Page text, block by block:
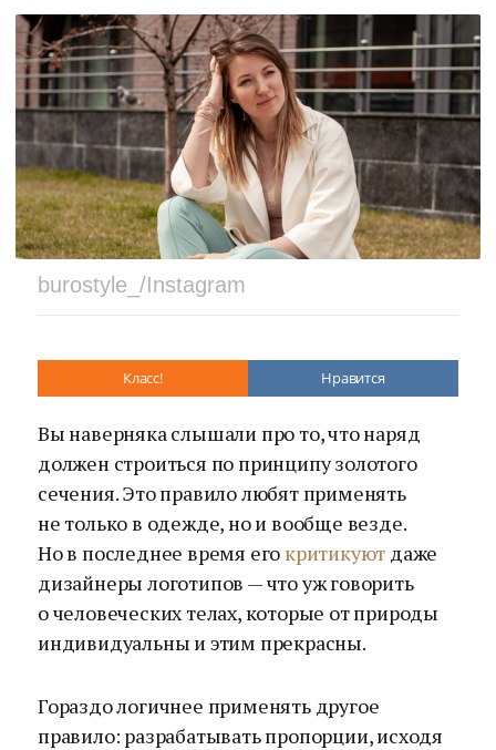
burostyle_/Instagram
Класс! Нравится
Вы наверняка слышали про то, что наряд
должен строиться по принципу золотого
сечения. Это правило любят применять
не только в одежде, но и вообще везде.
Но в последнее время его критикуют даже
дизайнеры логотипов — что уж говорить
о человеческих телах, которые от природы
индивидуальны и этим прекрасны.
Гораздо логичнее применять другое
правило: разрабатывать пропорции, исходя